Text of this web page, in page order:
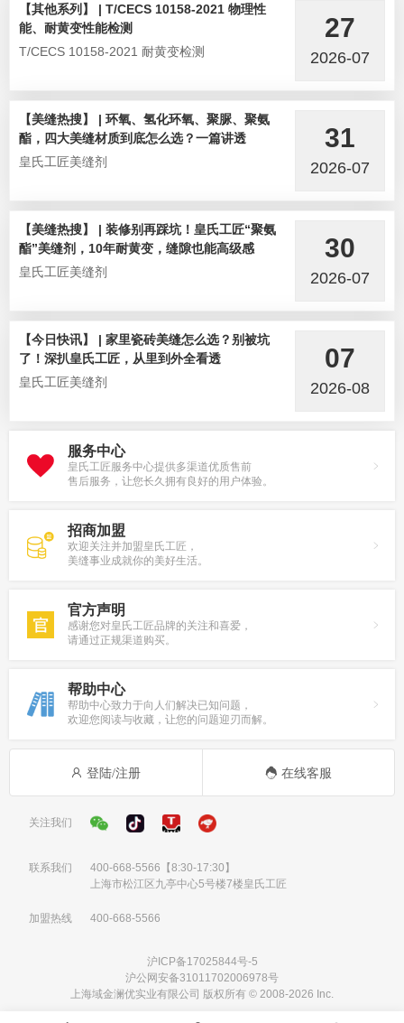
【其他系列】 | T/CECS 10158-2021 物理性
能、耐黄变性能检测
T/CECS 10158-2021 耐黄变检测
27
2026-07
【美缝热搜】 | 环氧、氢化环氧、聚脲、聚氨
酯，四大美缝材质到底怎么选？一篇讲透
皇氏工匠美缝剂
31
2026-07
【美缝热搜】 | 装修别再踩坑！皇氏工匠“聚氨
酯”美缝剂，10年耐黄变，缝隙也能高级感
皇氏工匠美缝剂
30
2026-07
【今日快讯】 | 家里瓷砖美缝怎么选？别被坑
了！深扒皇氏工匠，从里到外全看透
皇氏工匠美缝剂
07
2026-08
服务中心
皇氏工匠服务中心提供多渠道优质售前
售后服务，让您长久拥有良好的用户体验。
招商加盟
欢迎关注并加盟皇氏工匠，
美缝事业成就你的美好生活。
官方声明
感谢您对皇氏工匠品牌的关注和喜爱，
请通过正规渠道购买。
帮助中心
帮助中心致力于向人们解决已知问题，
欢迎您阅读与收藏，让您的问题迎刃而解。
登陆/注册 在线客服
关注我们
联系我们 400-668-5566 【8:30-17:30】
上海市松江区九亭中心5号楼7楼皇氏工匠
加盟热线 400-668-5566
沪ICP备17025844号-5
沪公网安备31011702006978号
上海域金澜优实业有限公司 版权所有 © 2008-2026 Inc.